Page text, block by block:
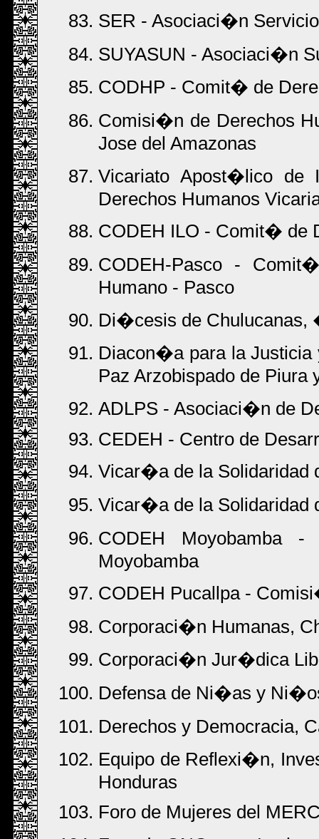
SER - Asociaci�n
SUYASUN - Asociaci�n
CODHP - Comit� de
Comisi�n de Derechos
Jose del Amazonas
Vicariato Apost�lico
Derechos Humanos
CODEH ILO - Comit� de
CODEH-Pasco -
Humano - Pasco
Di�cesis de Chulucanas,
Diacon�a para la
Paz Arzobispado de Piura
ADLPS - Asociaci�n de
CEDEH - Centro de
Vicar�a de la Solidaridad
Vicar�a de la Solidaridad
CODEH Moyobamba
Moyobamba
CODEH Pucallpa -
Corporaci�n Humanas,
Corporaci�n Jur�dica
Defensa de Ni�as y
Derechos y Democracia,
Equipo de Reflexi�n,
Honduras
Foro de Mujeres del